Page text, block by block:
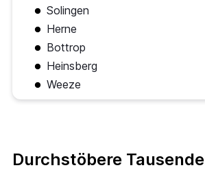
Solingen
Herne
Bottrop
Heinsberg
Weeze
Durchstöbere Tausende